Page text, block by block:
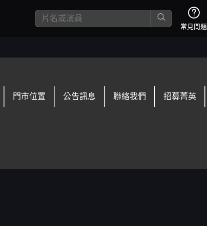
常見問題
門市位置 公告訊息 聯絡我們 招募菁英